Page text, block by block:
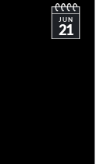
JUN
21